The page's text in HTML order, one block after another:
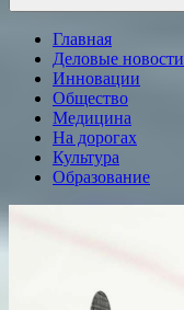
Главная
Деловые новости
Инновации
Общество
Медицина
На дорогах
Культура
Образование